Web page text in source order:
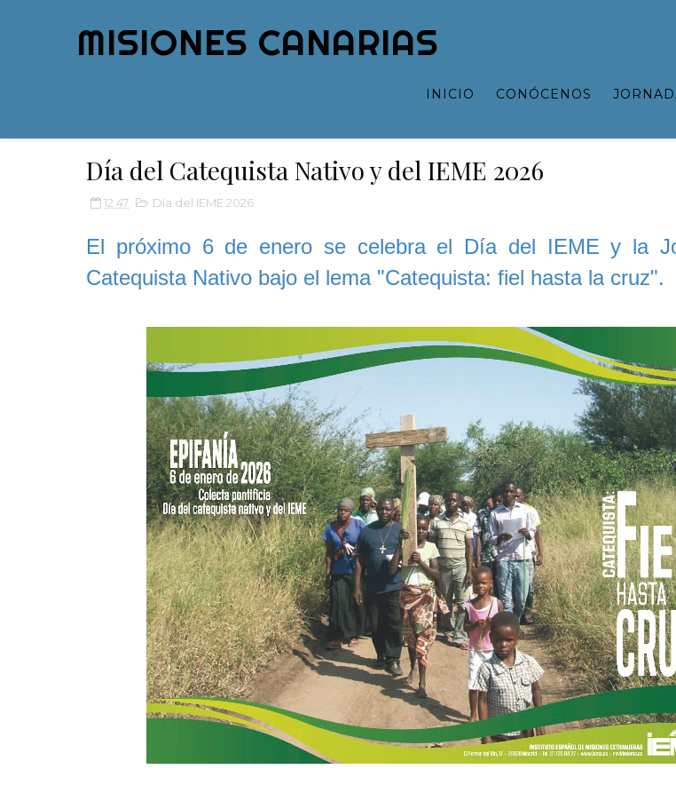
MISIONES CANARIAS
INICIO CONÓCENOS
Día del Catequista Nativo y del IEME 2026
12:47 Día del IEME 2026
El próximo 6 de enero se celebra el Día del IEME y la
Catequista Nativo bajo el lema "Catequista: fiel hasta la cruz".